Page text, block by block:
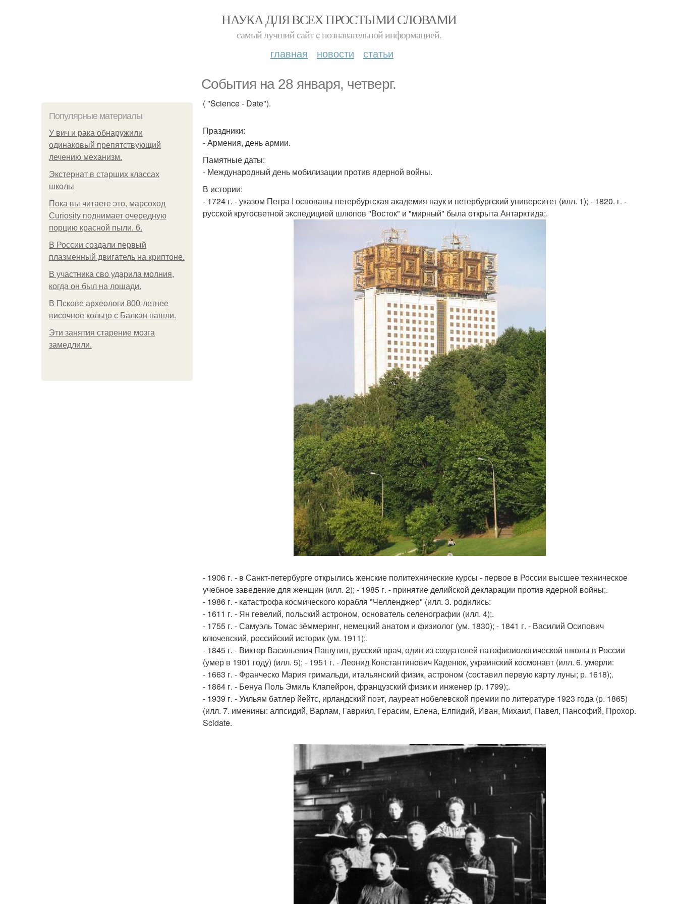
НАУКА ДЛЯ ВСЕХ ПРОСТЫМИ СЛОВАМИ
самый лучший сайт c познавательной информацией.
главная новости статьи
События на 28 января, четверг.
Популярные материалы
У вич и рака обнаружили
одинаковый препятствующий
лечению механизм.
Экстернат в старших классах
школы
Пока вы читаете это, марсоход
Curiosity поднимает очередную
порцию красной пыли. 6.
В России создали первый
плазменный двигатель на криптоне.
В участника сво ударила молния,
когда он был на лошади.
В Пскове археологи 800-летнее
височное кольцо с Балкан нашли.
Эти занятия старение мозга
замедлили.
( "Science - Date").
Праздники:
- Армения, день армии.
Памятные даты:
- Международный день мобилизации против ядерной войны.
В истории:
- 1724 г. - указом Петра I основаны петербургская академия наук и петербургский университет (илл. 1); - 1820. г. -
русской кругосветной экспедицией шлюпов "Восток" и "мирный" была открыта Антарктида;.
- 1906 г. - в Санкт-петербурге открылись женские политехнические курсы - первое в России высшее техническое
учебное заведение для женщин (илл. 2); - 1985 г. - принятие делийской декларации против ядерной войны;.
- 1986 г. - катастрофа космического корабля "Челленджер" (илл. 3. родились:
- 1611 г. - Ян гевелий, польский астроном, основатель селенографии (илл. 4);.
- 1755 г. - Самуэль Томас зёммеринг, немецкий анатом и физиолог (ум. 1830); - 1841 г. - Василий Осипович
ключевский, российский историк (ум. 1911);.
- 1845 г. - Виктор Васильевич Пашутин, русский врач, один из создателей патофизиологической школы в России
(умер в 1901 году) (илл. 5); - 1951 г. - Леонид Константинович Каденюк, украинский космонавт (илл. 6. умерли:
- 1663 г. - Франческо Мария гримальди, итальянский физик, астроном (составил первую карту луны; р. 1618);.
- 1864 г. - Бенуа Поль Эмиль Клапейрон, французский физик и инженер (р. 1799);.
- 1939 г. - Уильям батлер йейтс, ирландский поэт, лауреат нобелевской премии по литературе 1923 года (р. 1865)
(илл. 7. именины: алпсидий, Варлам, Гавриил, Герасим, Елена, Елпидий, Иван, Михаил, Павел, Пансофий, Прохор.
Scidate.